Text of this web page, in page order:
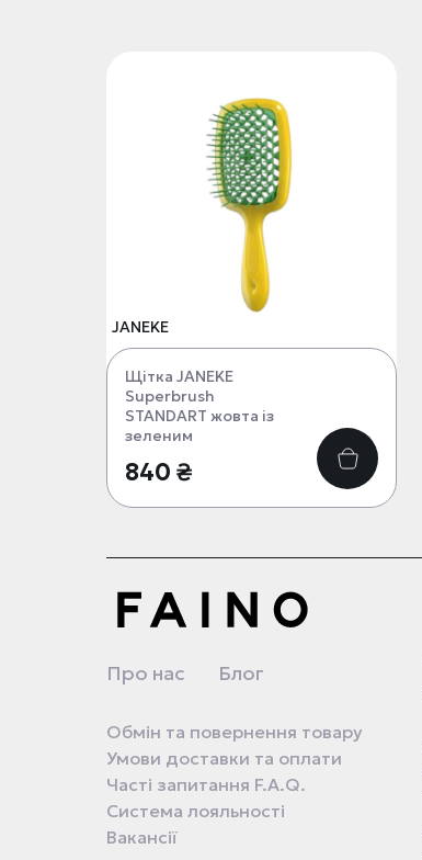
JANEKE
Щітка JANEKE
Superbrush
STANDART жовта із
зеленим
840 ₴
Про нас Блог
Обмін та повернення товару
Умови доставки та оплати
Часті запитання F.A.Q.
Система лояльності
Вакансії